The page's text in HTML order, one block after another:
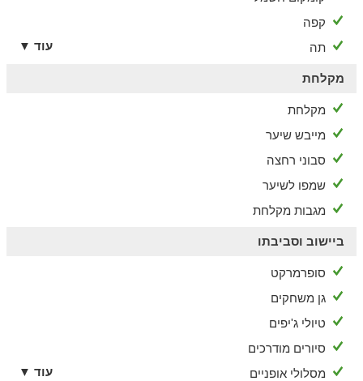
קפה
תה
עוד ▼
מקלחת
מקלחת
מייבש שיער
סבוני רחצה
שמפו לשיער
מגבות מקלחת
ביישוב וסביבתו
סופרמרקט
גן משחקים
טיולי ג'יפים
סיורים מודרכים
מסלולי אופניים
עוד ▼